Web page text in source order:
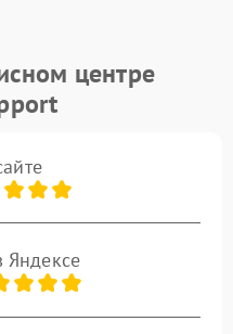
центре
Яндексе